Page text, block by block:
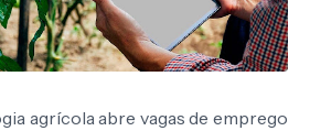
agrícola abre vagas de emprego